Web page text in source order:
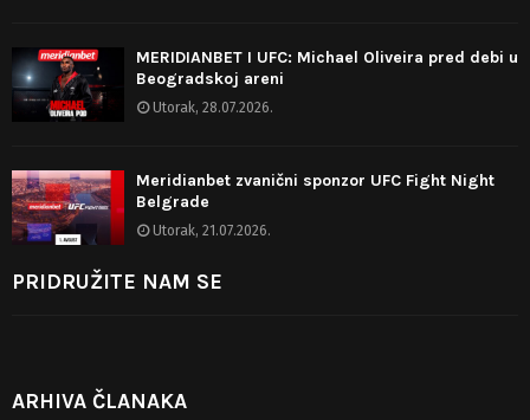
MERIDIANBET I UFC: Michael Oliveira pred debi u
Beogradskoj areni
Utorak, 28.07.2026.
Meridianbet zvanični sponzor UFC Fight Night
Belgrade
Utorak, 21.07.2026.
PRIDRUŽITE NAM SE
ARHIVA ČLANAKA